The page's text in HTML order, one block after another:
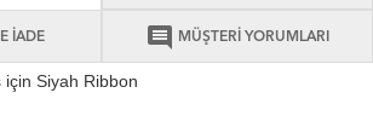
İADE comment MÜŞTERİ YORUMLARI
Siyah Ribbon